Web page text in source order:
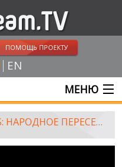
ПОМОЩЬ ПРОЕКТУ
EN
МЕНЮ
STOPFAKENEWS: НАРОДНОЕ ПЕРЕСЕЛЕНИЕ ДОНБАССА. ВЫПУСК 281